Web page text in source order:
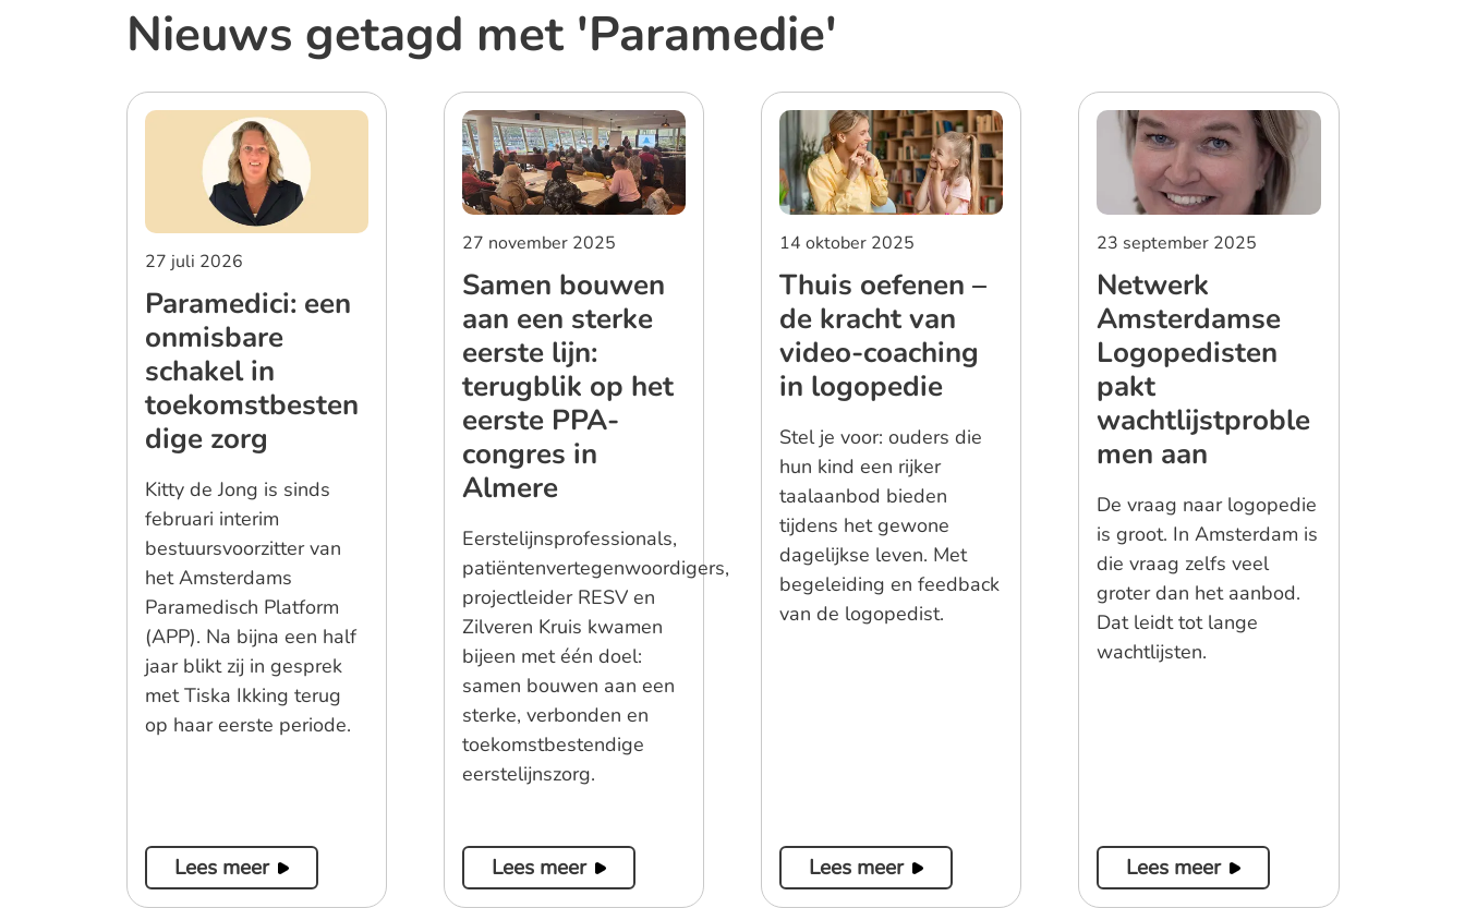
Nieuws getagd met 'Paramedie'
27 juli 2026
Paramedici: een
onmisbare
schakel in
toekomstbesten
dige zorg
Kitty de Jong is sinds
februari interim
bestuursvoorzitter van
het Amsterdams
Paramedisch Platform
(APP). Na bijna een half
jaar blikt zij in gesprek
met Tiska Ikking terug
op haar eerste periode.
Lees meer
27 november 2025
Samen bouwen
aan een sterke
eerste lijn:
terugblik op het
eerste PPA-
congres in
Almere
Eerstelijnsprofessionals,
patiëntenvertegenwoordigers,
projectleider RESV en
Zilveren Kruis kwamen
bijeen met één doel:
samen bouwen aan een
sterke, verbonden en
toekomstbestendige
eerstelijnszorg.
Lees meer
14 oktober 2025
Thuis oefenen –
de kracht van
video-coaching
in logopedie
Stel je voor: ouders die
hun kind een rijker
taalaanbod bieden
tijdens het gewone
dagelijkse leven. Met
begeleiding en feedback
van de logopedist.
Lees meer
23 september 2025
Netwerk
Amsterdamse
Logopedisten
pakt
wachtlijstproble
men aan
De vraag naar logopedie
is groot. In Amsterdam is
die vraag zelfs veel
groter dan het aanbod.
Dat leidt tot lange
wachtlijsten.
Lees meer